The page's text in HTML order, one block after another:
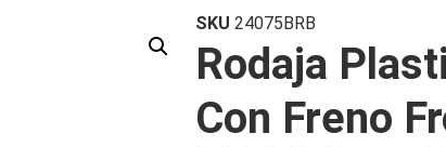
SKU 24075BRB
Rodaja
Con Freno